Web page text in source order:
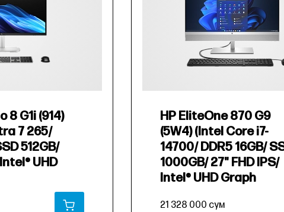
8 G1i (914)
7 265/
512GB/
UHD
HP EliteOne 870 G9
(5W4) (Intel Core i7-
14700/ DDR5 16GB/
1000GB/ 27" FHD IPS/
Intel® UHD Graph
21 328 000 сум